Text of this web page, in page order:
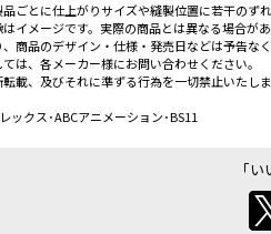
ごとに仕上がりサイズや縫製位置に若干のずれ
イメージです。実際の商品とは異なる場合があ
商品のデザイン・仕様・発売日などは予告な
は、各メーカー様にお問い合わせください。
載、及びそれに準ずる行為を一切禁止いたしま
ックス･ABCアニメーション･BS11
「